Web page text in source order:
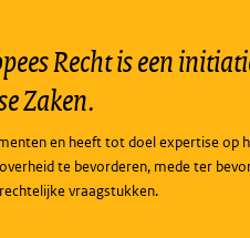
Recht is een
Zaken.
en heeft tot doel expertise op
te bevorderen, mede ter
vraagstukken.